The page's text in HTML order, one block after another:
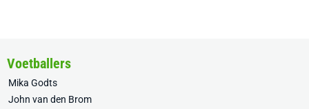
Voetballers
Mika Godts
John van den Brom